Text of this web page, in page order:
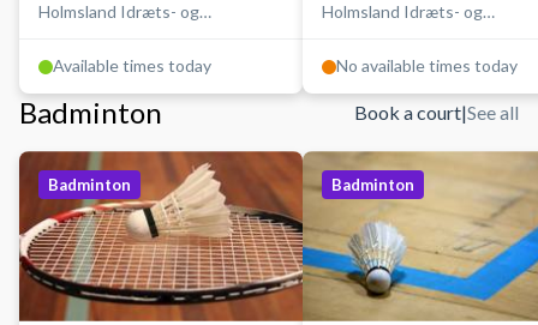
Holmsland Idræts- og
Available times today
Holmsland Idræts- og
No available times today
Badminton Book a court|See all
Badminton Badminton